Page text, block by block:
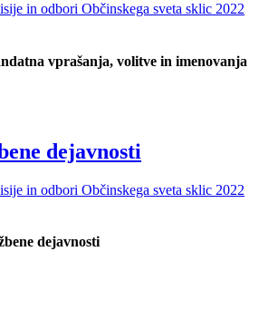
in odbori Občinskega sveta sklic 2022
vprašanja, volitve in imenovanja
dejavnosti
in odbori Občinskega sveta sklic 2022
dejavnosti